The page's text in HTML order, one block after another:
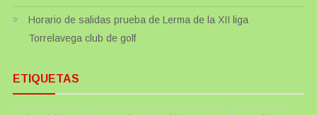
Horario de salidas prueba de Lerma de la XII liga
Torrelavega club de golf
ETIQUETAS